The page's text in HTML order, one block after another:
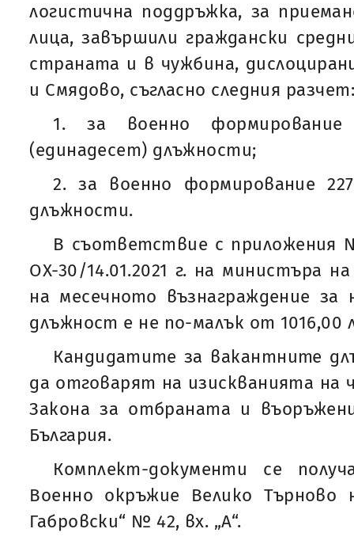
логистична поддръжка, за
лица, завършили граждански
страната и в чужбина,
и Смядово, съгласно следния разчет:
1. за военно
(единадесет) длъжности;
2. за военно формирование
длъжности.
В съответствие с
ОХ-30/14.01.2021 г. на министъра
на месечното възнаграждение за
длъжност е не по-малък от 1016,00
Кандидатите за вакантните
да отговарят на изискванията на
Закона за отбраната и
България.
Комплект-документи се
Военно окръжие Велико Търново
Габровски“ № 42, вх. „А“.